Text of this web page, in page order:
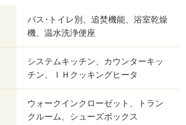
バス･トイレ別、追焚機能、浴室乾燥
機、温水洗浄便座
システムキッチン、カウンターキッ
チン、ＩＨクッキングヒータ
ウォークインクローゼット、トラン
クルーム、シューズボックス